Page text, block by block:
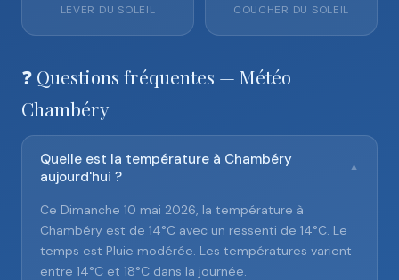
LEVER DU SOLEIL COUCHER DU SOLEIL
❓ Questions fréquentes — Météo
Chambéry
Quelle est la température à Chambéry
aujourd'hui ?
▼
Ce Dimanche 10 mai 2026, la température à
Chambéry est de 14°C avec un ressenti de 14°C. Le
temps est Pluie modérée. Les températures varient
entre 14°C et 18°C dans la journée.